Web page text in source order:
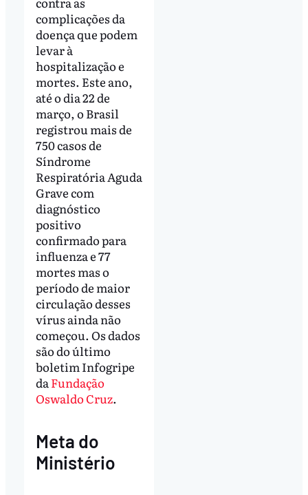
complicações da
doença que podem
levar à
hospitalização e
mortes. Este ano,
até o dia 22 de
março, o Brasil
registrou mais de
750 casos de
Síndrome
Respiratória Aguda
Grave com
diagnóstico
positivo
confirmado para
influenza e 77
mortes mas o
período de maior
circulação desses
vírus ainda não
começou. Os dados
são do último
boletim Infogripe
da Fundação
Oswaldo Cruz.
Meta do
Ministério